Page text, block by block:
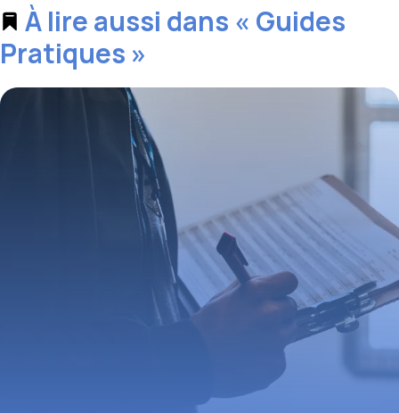
À lire aussi dans « Guides
Pratiques »